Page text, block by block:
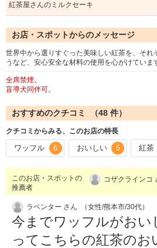
紅茶屋さんのミルクセーキ
お店・スポットからのメッセージ
世界中から選りすぐった美味しい紅茶を、そ
うなど、安心安全な材料の使用を心がけていま
全席禁煙。
盲導犬同伴可。
おすすめのクチコミ （48 件）
クチコミからみる、このお店の特長
ワッフル 6 おいしい 5 紅茶
このお店・スポットの
推薦者
コザクラインコ
ラベンター さん （女性/熊本市/30代）
今までワッフルがおい
ってこちらの紅茶の